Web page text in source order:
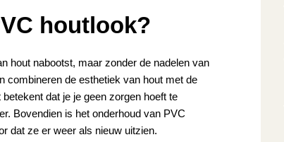
houtlook?
hout nabootst, maar zonder de nadelen van
combineren de esthetiek van hout met de
dat je je geen zorgen hoeft te
Bovendien is het onderhoud van PVC
dat ze er weer als nieuw uitzien.